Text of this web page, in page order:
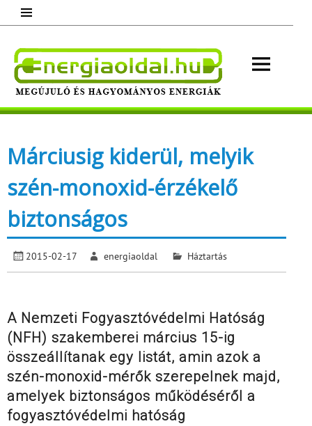
content
Megújuló és hagyományos energiák.
Márciusig kiderül, melyik
szén-monoxid-érzékelő
biztonságos
2015-02-17 energiaoldal Háztartás
A Nemzeti Fogyasztóvédelmi Hatóság
(NFH) szakemberei március 15-ig
összeállítanak egy listát, amin azok a
szén-monoxid-mérők szerepelnek majd,
amelyek biztonságos működéséről a
fogyasztóvédelmi hatóság